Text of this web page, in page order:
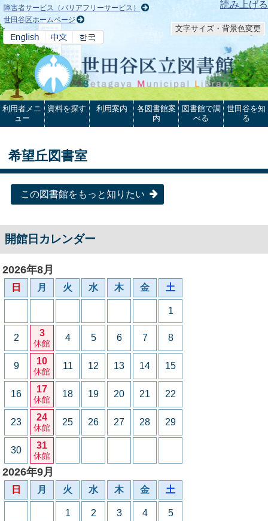
本文へ 読み上げる
障害者サービス（バリアフリーサービス）
世田谷区ホームページ
文字サイズ・背景色変更
利用者メニ
ュー
資料を探す 利用案内
各図書館案
内
図書館で調
べる
世田谷を知
る
希望丘図書室
この図書館をもっと知りたい
開館日カレンダー
2026年8月
日 月 火 水 木 金 土
1
2 3
休館
4 5 6 7 8
9 10
休館
11 12 13 14 15
16 17
休館
18 19 20 21 22
23 24
休館
25 26 27 28 29
30 31
休館
2026年9月
日 月 火 水 木 金 土
1 2 3 4 5